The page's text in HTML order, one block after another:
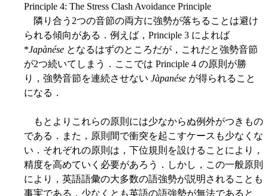
Principle 4: The Stress Clash Avoidance Principle
隣り合う2つの音節の両方に強勢が落ちることは避け
られる傾向がある．例えば，Principle 3 によれば
*Japànése となるはずのところだが，これだと強勢音節
が2つ続いてしまう．ここでは Principle 4 の原則が勝
り，強勢音節を連続させない Jàpanése が得られること
になる．
もとよりこれらの原則には少なからぬ例外がつきもの
である．また，原則間で衝突を起こすケースも少なくな
い．それぞれの原則は，下位規則を設けることにより，
精度を高めていく必要があろう．しかし，この一般原則
により，英語語彙の大多数の語強勢が説明されることも
事実である．少なくとも英語の語強勢が無法であると